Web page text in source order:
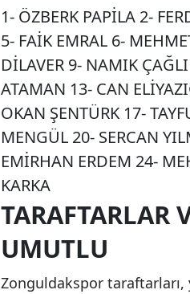
1- ÖZBERK PAPİLA 2-
5- FAİK EMRAL 6-
DİLAVER 9- NAMIK
ATAMAN 13- CAN
OKAN ŞENTÜRK 17-
MENGÜL 20- SERCAN
EMİRHAN ERDEM 24-
KARKA
TARAFTARLAR
UMUTLU
Zonguldakspor